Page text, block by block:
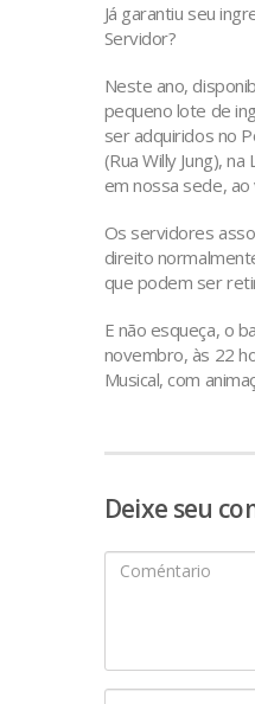
Já garantiu seu
Servidor?
Neste ano,
pequeno lote de
ser adquiridos no
(Rua Willy Jung),
em nossa sede,
Os servidores
direito
que podem ser
E não esqueça, o
novembro, às 22
Musical, com
Deixe seu